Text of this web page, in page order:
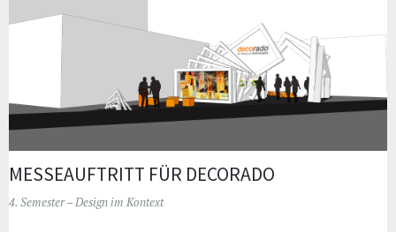
MESSEAUFTRITT FÜR DECORADO
4. Semester – Design im Kontext